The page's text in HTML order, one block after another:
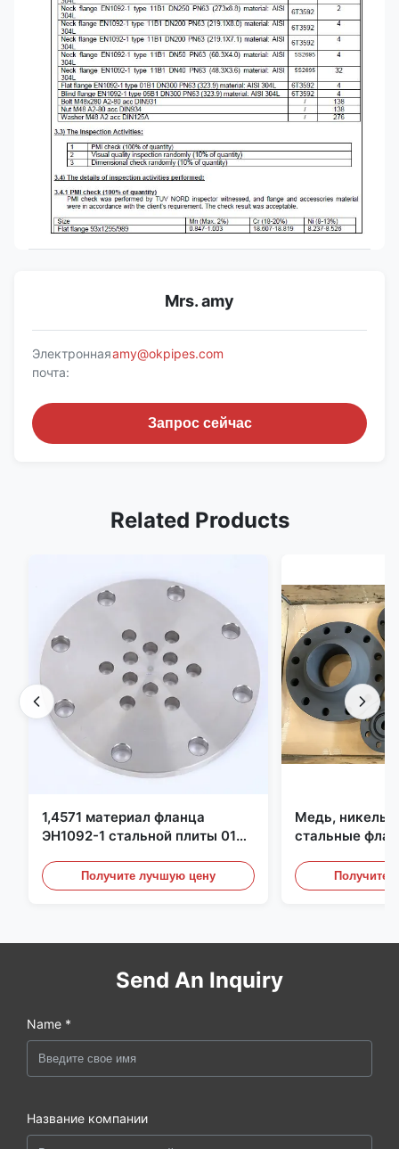
Mrs. amy
Электронная
почта:
amy@okpipes.com
Запрос сейчас
Related Products
1,4571 материал фланца
ЭН1092-1 стальной плиты 01
Получите лучшую цену
Медь, никель,
стальные
углеродистой
Получите
Send An Inquiry
Name *
Название компании